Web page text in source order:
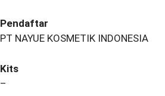
Pendaftar
PT NAYUE KOSMETIK INDONESIA
Kits
–